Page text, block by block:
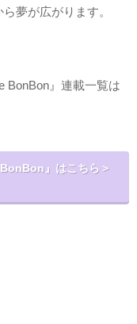
夢が広がります。
BonBon』連載一覧は
』はこちら＞